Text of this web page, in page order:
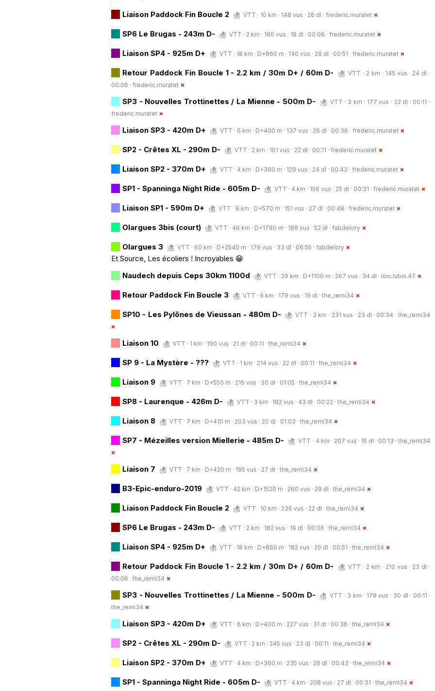
Liaison Paddock Fin Boucle 2 VTT · 10 km · 148 vus · 26 dl · frederic.muratet
SP6 Le Brugas - 243m D- VTT · 2 km · 160 vus · 18 dl · 00:06 · frederic.muratet
Liaison SP4 - 925m D+ VTT · 18 km · D+860 m · 140 vus · 26 dl · 00:51 · frederic.muratet
Retour Paddock Fin Boucle 1 - 2.2 km / 30m D+ / 60m D-
VTT · 2 km · 145 vus · 24 dl ·
00:06 · frederic.muratet
SP3 - Nouvelles Trottinettes / La Mienne - 500m D-
VTT · 3 km · 177 vus · 22 dl · 00:11 ·
frederic.muratet
Liaison SP3 - 420m D+ VTT · 6 km · D+400 m · 137 vus · 26 dl · 00:36 · frederic.muratet
SP2 - Crêtes XL - 290m D- VTT · 2 km · 161 vus · 22 dl · 00:11 · frederic.muratet
Liaison SP2 - 370m D+ VTT · 4 km · D+360 m · 128 vus · 24 dl · 00:43 · frederic.muratet
SP1 - Spanninga Night Ride - 605m D- VTT · 4 km · 156 vus · 25 dl · 00:31 · frederic.muratet
Liaison SP1 - 590m D+ VTT · 8 km · D+570 m · 151 vus · 27 dl · 00:48 · frederic.muratet
Olargues 3bis (court) VTT · 46 km · D+1780 m · 188 vus · 52 dl · fabdelory
Olargues 3 VTT · 60 km · D+2540 m · 179 vus · 33 dl · 06:55 · fabdelory
Et Source, Les écoliers ! Incroyables 😁
Naudech depuis Ceps 30km 1100d
VTT · 29 km · D+1100 m · 267 vus · 34 dl · loic.lubin.47
Retour Paddock Fin Boucle 3 VTT · 9 km · 179 vus · 19 dl · the_remi34
SP10 - Les Pylônes de Vieussan - 480m D- VTT · 3 km · 231 vus · 23 dl · 00:34 ·the_remi34
Liaison 10 VTT · 1 km · 190 vus · 21 dl · 00:11 · the_remi34
SP 9 - La Mystère - ??? VTT · 1 km · 214 vus · 22 dl · 00:11 · the_remi34
Liaison 9 VTT · 7 km · D+550 m · 216 vus · 30 dl · 01:05 · the_remi34
SP8 - Laurenque - 426m D- VTT · 3 km · 182 vus · 43 dl · 00:22 · the_remi34
Liaison 8 VTT · 7 km · D+410 m · 203 vus · 20 dl · 01:03 · the_remi34
SP7 - Mézeilles version Miellerie - 485m D- VTT · 4 km · 207 vus · 15 dl · 00:13 ·the_remi34
Liaison 7 VTT · 7 km · D+420 m · 195 vus · 27 dl · the_remi34
B3-Epic-enduro-2019 VTT · 42 km · D+1520 m · 260 vus · 29 dl · the_remi34
Liaison Paddock Fin Boucle 2 VTT · 10 km · 236 vus · 22 dl · the_remi34
SP6 Le Brugas - 243m D- VTT · 2 km · 182 vus · 19 dl · 00:06 · the_remi34
Liaison SP4 - 925m D+ VTT · 18 km · D+860 m · 182 vus · 29 dl · 00:51 · the_remi34
Retour Paddock Fin Boucle 1 - 2.2 km / 30m D+ / 60m D-
VTT · 2 km · 210 vus · 23 dl ·
00:06 · the_remi34
SP3 - Nouvelles Trottinettes / La Mienne - 500m D-
VTT · 3 km · 178 vus · 30 dl · 00:11 ·
the_remi34
Liaison SP3 - 420m D+ VTT · 6 km · D+400 m · 227 vus · 31 dl · 00:36 · the_remi34
SP2 - Crêtes XL - 290m D- VTT · 2 km · 245 vus · 23 dl · 00:11 · the_remi34
Liaison SP2 - 370m D+ VTT · 4 km · D+360 m · 235 vus · 26 dl · 00:43 · the_remi34
SP1 - Spanninga Night Ride - 605m D- VTT · 4 km · 208 vus · 27 dl · 00:31 · the_remi34